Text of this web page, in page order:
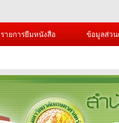
รายการยืมหนังสือ ข้อมูลส่ว